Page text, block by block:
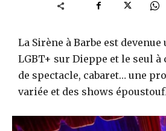
La Sirène à Barbe est
LGBT+ sur Dieppe et le seul à
de spectacle, cabaret… une
variée et des shows